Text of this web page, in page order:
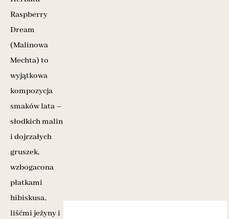
Raspberry
Dream
(Malinowa
Mechta) to
wyjątkowa
kompozycja
smaków lata –
słodkich malin
i dojrzałych
gruszek,
wzbogacona
płatkami
hibiskusa,
liśćmi jeżyny i